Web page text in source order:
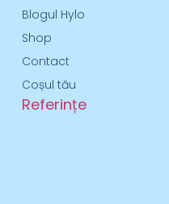
Blogul Hylo
Shop
Contact
Coșul tău
Referințe